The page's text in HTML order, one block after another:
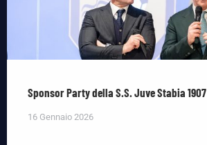
Sponsor Party della S.S. Juve Stabia 1907
16 Gennaio 2026